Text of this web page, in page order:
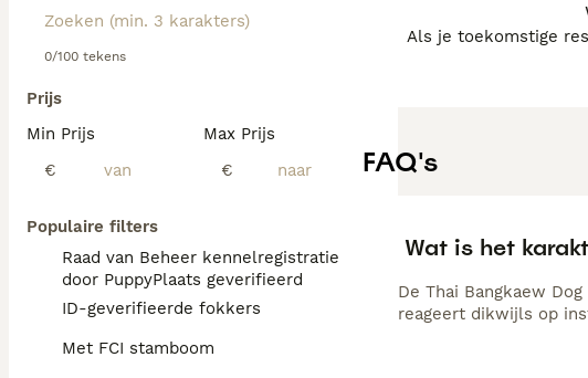
0/100 tekens
Prijs
Min Prijs
€
Max Prijs
€
Populaire filters
Raad van Beheer kennelregistratie
door PuppyPlaats geverifieerd
ID-geverifieerde fokkers
Met FCI stamboom
Als je toekomstige
FAQ's
Wat is het
De Thai Bangkaew
reageert dikwijls op